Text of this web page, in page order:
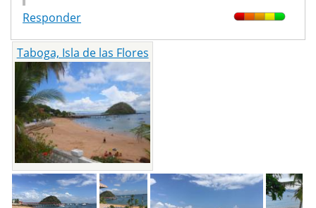
Responder
Taboga, Isla de las Flores